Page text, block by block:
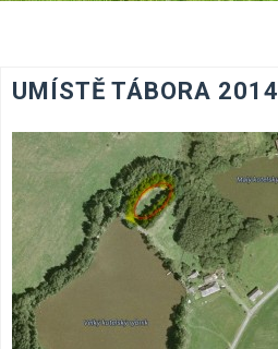
UMÍSTĚ TÁBORA 2014